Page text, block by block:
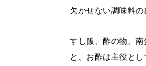
欠かせない調味料の
すし飯、酢の物、
と、お酢は主役と